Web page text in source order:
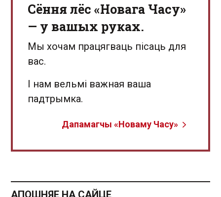
Сёння лёс «Новага Часу»
— у вашых руках.
Мы хочам працягваць пісаць для
вас.
І нам вельмі важная ваша
падтрымка.
Дапамагчы «Новаму Часу»
АПОШНЯЕ НА САЙЦЕ